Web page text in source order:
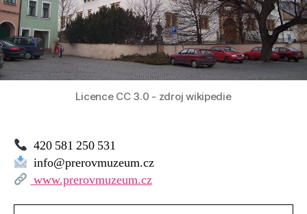
Licence CC 3.0 - zdroj wikipedie
420 581 250 531
info@prerovmuzeum.cz
www.prerovmuzeum.cz